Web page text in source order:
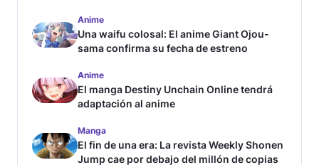
Anime
Una waifu colosal: El anime Giant Ojou-
sama confirma su fecha de estreno
Anime
El manga Destiny Unchain Online tendrá
adaptación al anime
Manga
El fin de una era: La revista Weekly Shonen
Jump cae por debajo del millón de copias